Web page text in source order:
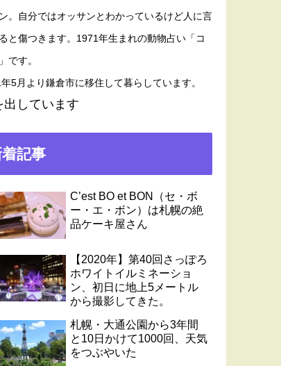
。自分ではオッサンとわかっているけど人に言
と傷つきます。1971年生まれの動物占い「コ
です。
5月より鎌倉市に移住して暮らしています。
出しています
記事
C’est BO et BON（セ・ボ
ー・エ・ボン）は札幌の絶
品ケーキ屋さん
【2020年】第40回さっぽろ
ホワイトイルミネーショ
ン、初日に地上5メートル
から撮影してきた。
札幌・大通公園から3年間
と10日かけて1000回、天気
をつぶやいた